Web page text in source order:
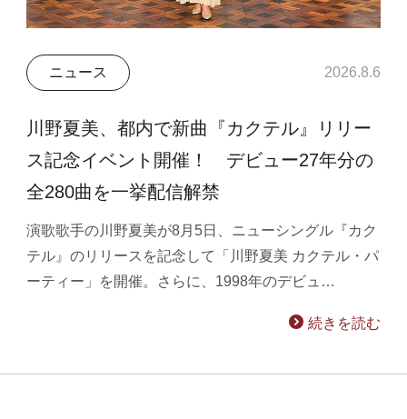
ニュース 2026.8.6
川野夏美、都内で新曲『カクテル』リリー
ス記念イベント開催！ デビュー27年分の
全280曲を一挙配信解禁
演歌歌手の川野夏美が8月5日、ニューシングル『カク
テル』のリリースを記念して「川野夏美 カクテル・パ
ーティー」を開催。さらに、1998年のデビュ…
続きを読む